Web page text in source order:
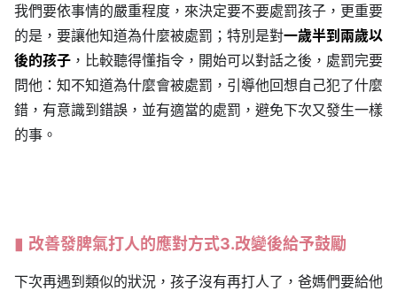
我們要依事情的嚴重程度，來決定要不要處罰孩子，更重要
的是，要讓他知道為什麼被處罰；特別是對一歲半到兩歲以
後的孩子 ，比較聽得懂指令，開始可以對話之後，處罰完要
問他：知不知道為什麼會被處罰，引導他回想自己犯了什麼
錯，有意識到錯誤，並有適當的處罰，避免下次又發生一樣
的事。
改善發脾氣打人的應對方式3.改變後給予鼓勵
下次再遇到類似的狀況，孩子沒有再打人了，爸媽們要給他